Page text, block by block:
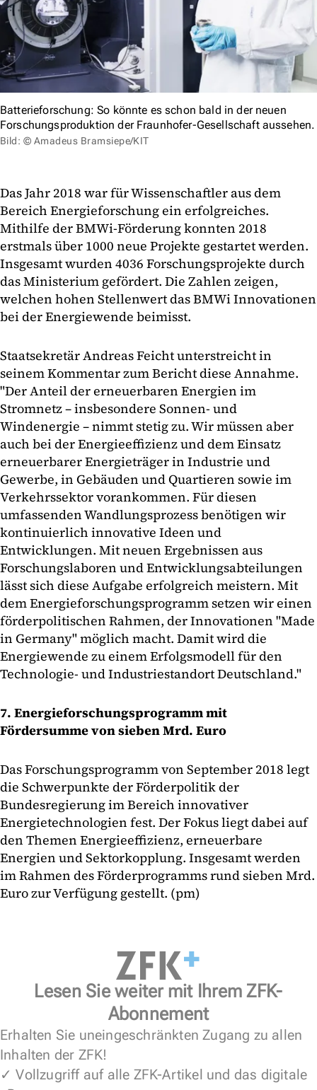
Batterieforschung: So könnte es schon bald in der neuen
Forschungsproduktion der Fraunhofer-Gesellschaft aussehen.
Bild: © Amadeus Bramsiepe/KIT
Das Jahr 2018 war für Wissenschaftler aus dem
Bereich Energieforschung ein erfolgreiches.
Mithilfe der BMWi-Förderung konnten 2018
erstmals über 1000 neue Projekte gestartet werden.
Insgesamt wurden 4036 Forschungsprojekte durch
das Ministerium gefördert. Die Zahlen zeigen,
welchen hohen Stellenwert das BMWi Innovationen
bei der Energiewende beimisst.
Staatsekretär Andreas Feicht unterstreicht in
seinem Kommentar zum Bericht diese Annahme.
"Der Anteil der erneuerbaren Energien im
Stromnetz – insbesondere Sonnen- und
Windenergie – nimmt stetig zu. Wir müssen aber
auch bei der Energieeffizienz und dem Einsatz
erneuerbarer Energieträger in Industrie und
Gewerbe, in Gebäuden und Quartieren sowie im
Verkehrssektor vorankommen. Für diesen
umfassenden Wandlungsprozess benötigen wir
kontinuierlich innovative Ideen und
Entwicklungen. Mit neuen Ergebnissen aus
Forschungslaboren und Entwicklungsabteilungen
lässt sich diese Aufgabe erfolgreich meistern. Mit
dem Energieforschungsprogramm setzen wir einen
förderpolitischen Rahmen, der Innovationen "Made
in Germany" möglich macht. Damit wird die
Energiewende zu einem Erfolgsmodell für den
Technologie- und Industriestandort Deutschland."
7. Energieforschungsprogramm mit
Fördersumme von sieben Mrd. Euro
Das Forschungsprogramm von September 2018 legt
die Schwerpunkte der Förderpolitik der
Bundesregierung im Bereich innovativer
Energietechnologien fest. Der Fokus liegt dabei auf
den Themen Energieeffizienz, erneuerbare
Energien und Sektorkopplung. Insgesamt werden
im Rahmen des Förderprogramms rund sieben Mrd.
Euro zur Verfügung gestellt. (pm)
Lesen Sie weiter mit Ihrem ZFK-
Abonnement
Erhalten Sie uneingeschränkten Zugang zu allen
Inhalten der ZFK!
✓ Vollzugriff auf alle ZFK-Artikel und das digitale